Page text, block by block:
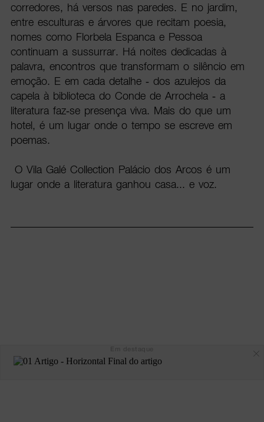
corredores, há versos nas paredes. E no jardim,
entre esculturas e árvores que recitam poesia,
nomes como Florbela Espanca e Pessoa
continuam a sussurrar. Há noites dedicadas à
palavra, encontros que transformam o silêncio em
emoção. E em cada detalhe - dos azulejos da
capela à biblioteca do Conde de Arrochela - a
literatura faz-se presença viva. Mais do que um
hotel, é um lugar onde o tempo se escreve em
poemas.
O Vila Galé Collection Palácio dos Arcos é um
lugar onde a literatura ganhou casa... e voz.